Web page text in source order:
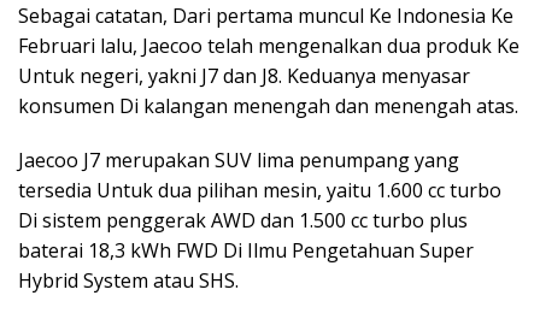
Sebagai catatan, Dari pertama muncul Ke Indonesia Ke
Februari lalu, Jaecoo telah mengenalkan dua produk Ke
Untuk negeri, yakni J7 dan J8. Keduanya menyasar
konsumen Di kalangan menengah dan menengah atas.
Jaecoo J7 merupakan SUV lima penumpang yang
tersedia Untuk dua pilihan mesin, yaitu 1.600 cc turbo
Di sistem penggerak AWD dan 1.500 cc turbo plus
baterai 18,3 kWh FWD Di Ilmu Pengetahuan Super
Hybrid System atau SHS.